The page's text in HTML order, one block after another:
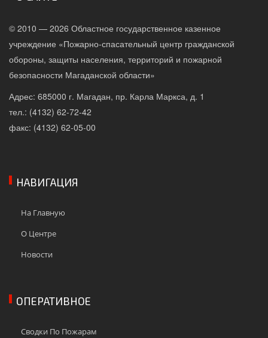
© 2010 — 2026 Областное государственное казенное
учреждение «Пожарно-спасательный центр гражданской
обороны, защиты населения, территорий и пожарной
безопасности Магаданской области»
Адрес: 685000 г. Магадан, пр. Карла Маркса, д. 1
тел.: (4132) 62-72-42
факс: (4132) 62-05-00
НАВИГАЦИЯ
На Главную
О Центре
Новости
ОПЕРАТИВНОЕ
Сводки По Пожарам